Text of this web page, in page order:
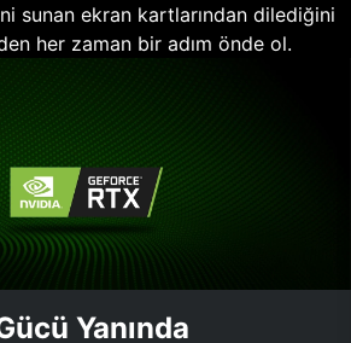
sunan ekran kartlarından dilediğini
her zaman bir adım önde ol.
Yanında